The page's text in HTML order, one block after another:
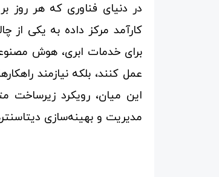
در دنیای فناوری که هر روز
کارآمد مرکز داده به یکی از
برای خدمات ابری، هوش مصنوعی
عمل کنند، بلکه نیازمند
این میان، رویکرد زیرساخت
مدیریت و بهینه‌سازی